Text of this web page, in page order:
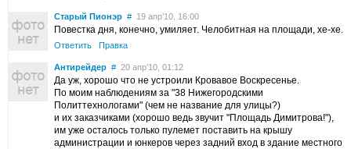
Старый Пионэр # 19 апр’10, 16:00
Повестка дня, конечно, умиляет. Челобитная на площади, хе-хе.
Ответить Правка
Антирейдер # 20 апр’10, 01:12
Да уж, хорошо что не устроили Кровавое Воскресенье.
По моим наблюдениям за "38 Нижегородскими
Политтехнологами" (чем не название для улицы?)
и их заказчиками (хорошо ведь звучит "Площадь Димитрова!"),
им уже осталось только пулемет поставить на крышу
администрации и юнкеров через задний вход в здание местного